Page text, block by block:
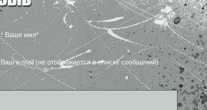
* Ваше имя*
Ваш e-mail (не отображается в списке сообщений)